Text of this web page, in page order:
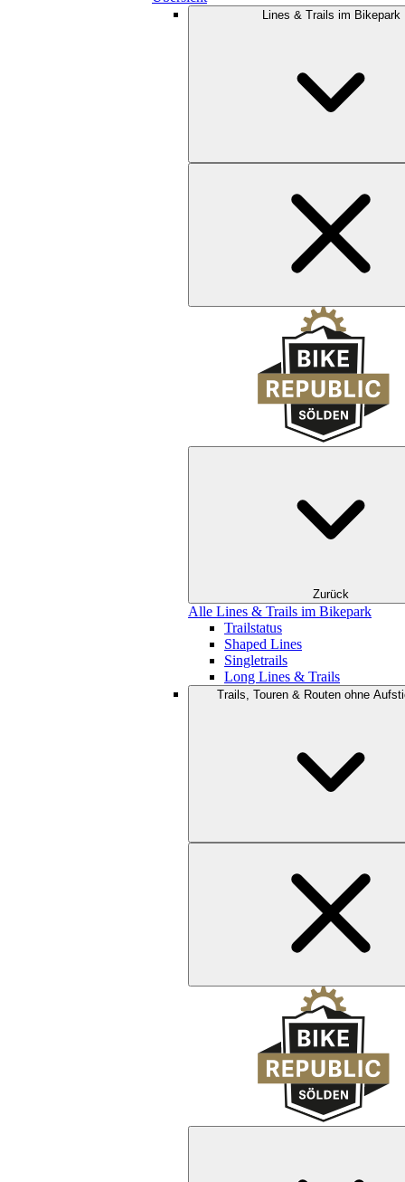
Lines & Trails im Bikepark
Zurück
Alle Lines & Trails im Bikepark
Trailstatus
Shaped Lines
Singletrails
Long Lines & Trails
Trails, Touren & Routen ohne